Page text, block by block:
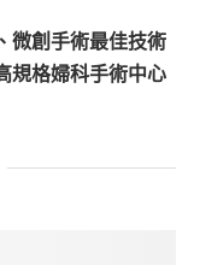
創手術最佳技術
格婦科手術中心